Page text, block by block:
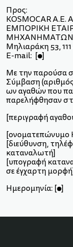
Προς:
KOSMOCAR
ΕΜΠΟΡΙΚΗ
ΜΗΧΑΝΗΜΑΤΩΝ
Μηλιαράκη 53,
E-mail: [●]
Με την παρούσα
Σύμβαση
ων αγαθών που
παρελήφθησαν
[περιγραφή
[ονοματεπώνυμο
[διεύθυνση,
καταναλωτή]
[υπογραφή
σε έγχαρτη μορφή]
Ημερομηνία: [●]